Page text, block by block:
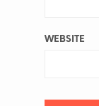
WEBSITE